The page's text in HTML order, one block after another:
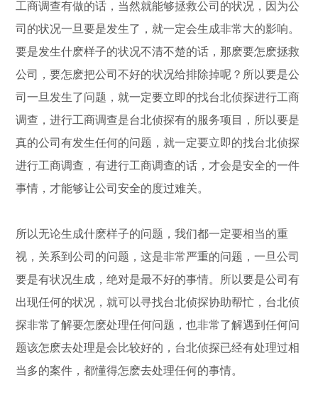
工商调查有做的话，当然就能够拯救公司的状况，因为公
司的状况一旦要是发生了，就一定会生成非常大的影响。
要是发生什麽样子的状况不清不楚的话，那麽要怎麽拯救
公司，要怎麽把公司不好的状况给排除掉呢？所以要是公
司一旦发生了问题，就一定要立即的找台北侦探进行工商
调查，进行工商调查是台北侦探有的服务项目，所以要是
真的公司有发生任何的问题，就一定要立即的找台北侦探
进行工商调查，有进行工商调查的话，才会是安全的一件
事情，才能够让公司安全的度过难关。
所以无论生成什麽样子的问题，我们都一定要相当的重
视，关系到公司的问题，这是非常严重的问题，一旦公司
要是有状况生成，绝对是最不好的事情。所以要是公司有
出现任何的状况，就可以寻找台北侦探协助帮忙，台北侦
探非常了解要怎麽处理任何问题，也非常了解遇到任何问
题该怎麽去处理是会比较好的，台北侦探已经有处理过相
当多的案件，都懂得怎麽去处理任何的事情。